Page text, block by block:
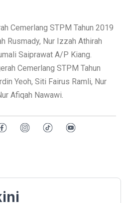
Cemerlang STPM Tahun 2019
Rusmady, Nur Izzah Athirah
Saiprawat A/P Kiang.
Cemerlang STPM Tahun
Yeoh, Siti Fairus Ramli, Nur
Afiqah Nawawi.